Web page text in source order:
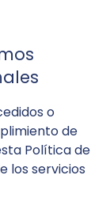
o
de
Política de
los servicios